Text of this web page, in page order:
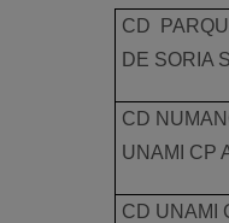
CD
DE SORIA
CD
UNAMI CP
CD UNAMI